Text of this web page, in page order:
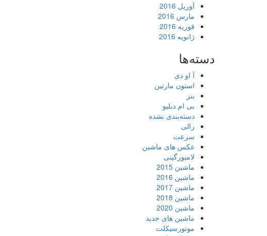
آوریل 2016
مارس 2016
فوریه 2016
ژانویه 2016
دسته‌ها
آ او دی
استون مارتین
بنز
بی ام دبلیو
دسته‌بندی نشده
رالی
سرعت
عکس های ماشین
لامبورگینی
ماشین 2015
ماشین 2016
ماشین 2017
ماشین 2018
ماشین 2020
ماشین های جدید
موتورسیکلت